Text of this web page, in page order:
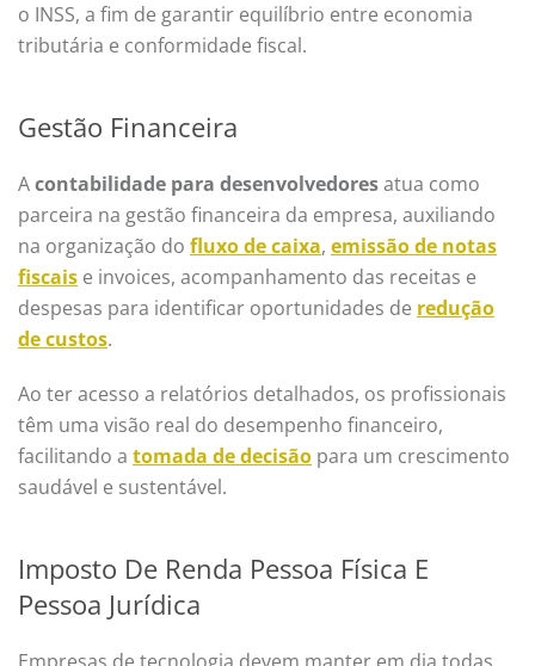
o INSS, a fim de garantir equilíbrio entre economia
tributária e conformidade fiscal.
Gestão Financeira
Acontabilidade para desenvolvedoresatua como
parceira na gestão financeira da empresa, auxiliando
na organização do fluxo de caixa, emissão de notas
fiscais e invoices, acompanhamento das receitas e
despesas para identificar oportunidades de redução
de custos.
Ao ter acesso a relatórios detalhados, os profissionais
têm uma visão real do desempenho financeiro,
facilitando a tomada de decisão para um crescimento
saudável e sustentável.
Imposto De Renda Pessoa Física E
Pessoa Jurídica